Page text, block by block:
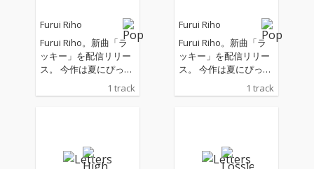
Furui Riho
Furui Riho。新曲「ラ
ッキー」を配信リリー
ス。 今作は夏にぴった
りなFunk、Soulの要素
を取り入れたダンサブ
に、「人生」をボード
ゲームになぞらえた世
1 track
Furui Riho
Furui Riho。新曲「ラ
ッキー」を配信リリー
ス。 今作は夏にぴった
りなFunk、Soulの要素
を取り入れたダンサブ
に、「人生」をボード
ゲームになぞらえた世
1 track